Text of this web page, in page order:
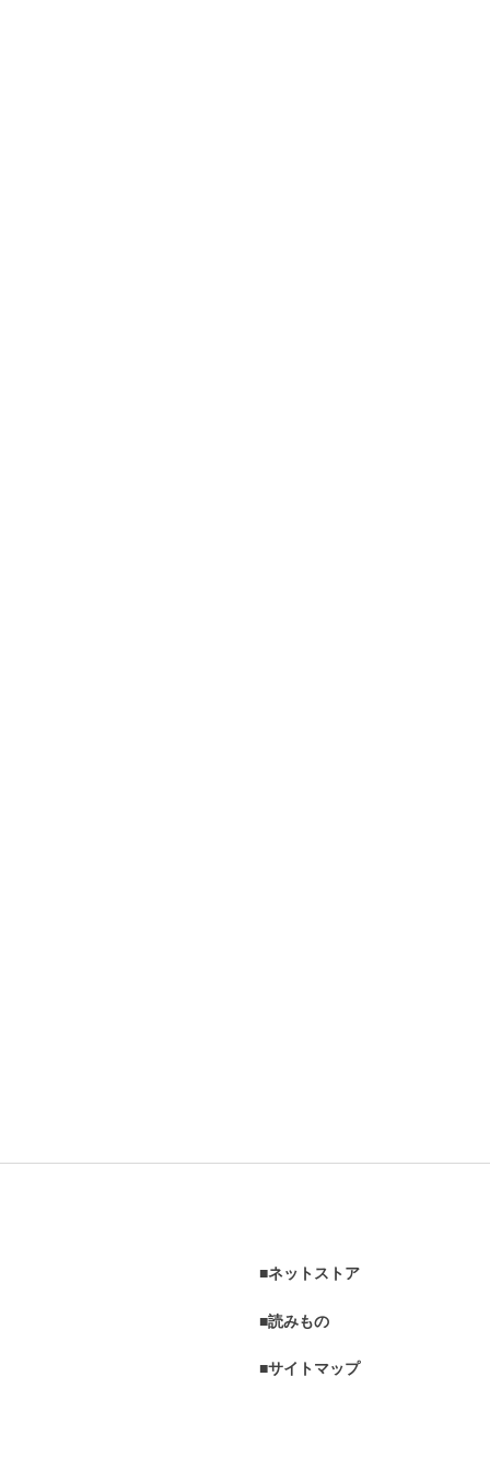
ネットストア
読みもの
サイトマップ